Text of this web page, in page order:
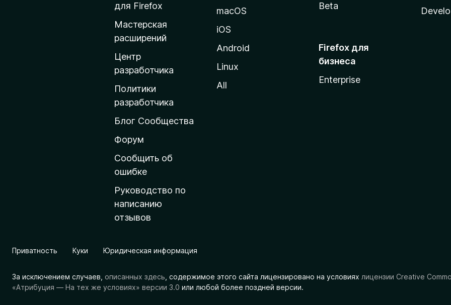
ц
M
o
для Firefox
Мастерская
расширений
Центр
разработчика
Политики
разработчика
Блог Сообщества
Форум
Сообщить об
ошибке
Руководство по
написанию
отзывов
macOS
iOS
Android
Linux
All
Beta
Firefox для
бизнеса
Enterprise
Приватность Куки Юридическая информация
За исключением случаев, описанных здесь , содержимое этого сайта лицензировано на условиях лицензии Creative
«Атрибуция — На тех же условиях» версии 3.0 или любой более поздней версии.